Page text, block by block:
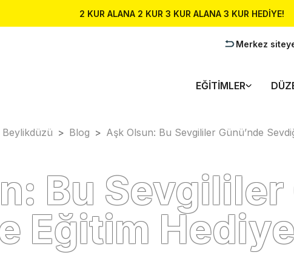
2 KUR ALANA 2 KUR 3 KUR ALANA 3 KUR HEDİYE!
Merkez
EĞITIMLER
Beylikdüzü > Blog > Aşk Olsun: Bu Sevgililer Günü’nde
Bu Sevgililer
Eğitim